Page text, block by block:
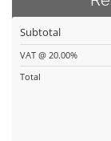
Subtotal
VAT @ 20.00%
Total